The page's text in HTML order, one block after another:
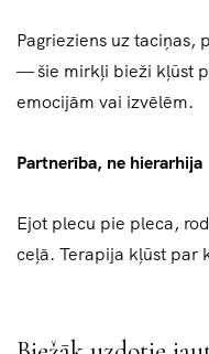
Pagrieziens uz taciņas,
— šie mirkļi bieži kļūst
emocijām vai izvēlēm.
Partnerība, ne hierarhija
Ejot plecu pie pleca,
ceļā. Terapija kļūst par